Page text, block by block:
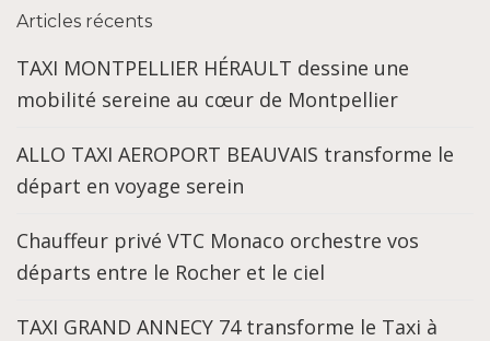
Articles récents
TAXI MONTPELLIER HÉRAULT dessine une
mobilité sereine au cœur de Montpellier
ALLO TAXI AEROPORT BEAUVAIS transforme le
départ en voyage serein
Chauffeur privé VTC Monaco orchestre vos
départs entre le Rocher et le ciel
TAXI GRAND ANNECY 74 transforme le Taxi à